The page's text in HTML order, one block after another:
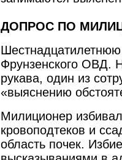
ДОПРОС ПО
Фрунзенского ОВД.
рукава, один из
«выяснению
Милиционер
кровоподтеков и
область почек.